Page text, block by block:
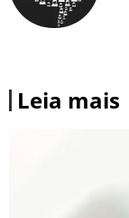
Leia mais